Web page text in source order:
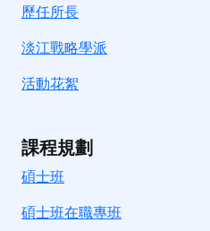
歷任所長
淡江戰略學派
活動花絮
課程規劃
碩士班
碩士班在職專班